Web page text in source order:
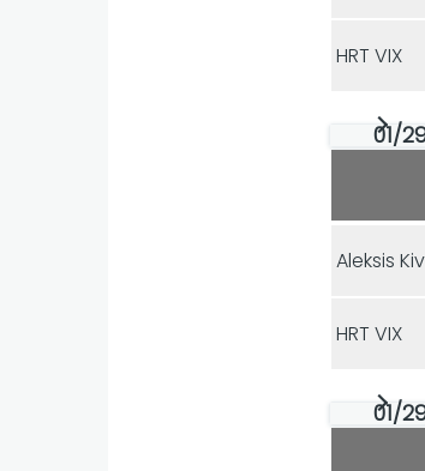
HRT VIX
01/
Aleksis
HRT VIX
01/